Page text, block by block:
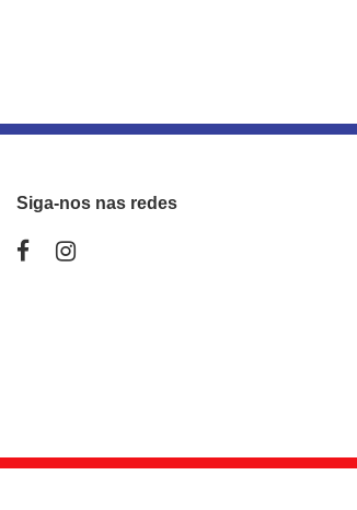
Siga-nos nas redes